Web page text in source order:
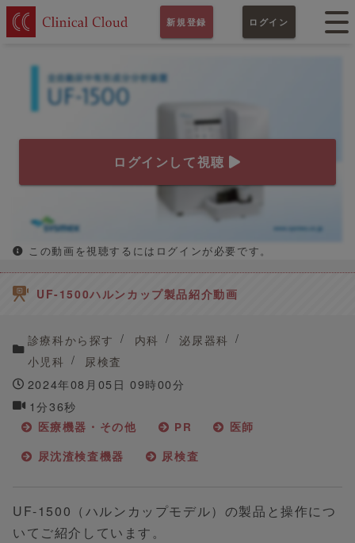
新規登録 ログイン
ログインして視聴
この動画を視聴するにはログインが必要です。
UF-1500ハルンカップ製品紹介動画
診療科から探す 内科
泌尿器科
小児科
尿検査
2024年08月05日 09時00分
1分36秒
医療機器・その他 PR
医師
尿沈渣検査機器
尿検査
UF-1500（ハルンカップモデル）の製品と操作につ
いてご紹介しています。